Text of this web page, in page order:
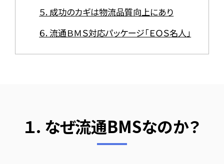
５. 成功のカギは物流品質向上にあり
６. 流通ＢＭＳ対応パッケージ「ＥＯＳ名人」
１. なぜ流通BMSなのか？